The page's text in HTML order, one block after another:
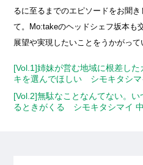
るに至るまでのエピソードをお聞
て。Mo:takeのヘッドシェフ坂本も
展望や実現したいことをうかがって
[Vol.1]姉妹が営む地域に根差し
キを選んでほしい シモキタシマ
[Vol.2]無駄なことなんてない。
るときがくる シモキタシマイ